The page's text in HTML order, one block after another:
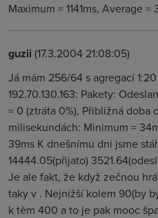
Maximum = 1141ms, Average =
guzii (17.3.2004 21:08:05)
Já mám 256/64 s agregací
192.70.130.163: Pakety:
= 0 (ztráta 0%), Přibližná doba
milisekundách: Minimum =
39ms K dnešnímu dni jsme
14444.05(přijato)
Je ale fakt, že když zečnou
taky v . Nejnižší kolem 90(by
k těm 400 a to je pak mooc